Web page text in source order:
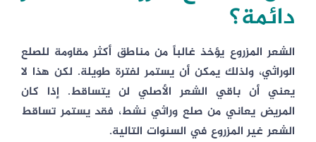
دائمة؟
الشعر المزروع يؤخذ غالباً من مناطق أكثر مقاومة للصلع
الوراثي، ولذلك يمكن أن يستمر لفترة طويلة. لكن هذا لا
يعني أن باقي الشعر الأصلي لن يتساقط. إذا كان
المريض يعاني من صلع وراثي نشط، فقد يستمر تساقط
الشعر غير المزروع في السنوات التالية.